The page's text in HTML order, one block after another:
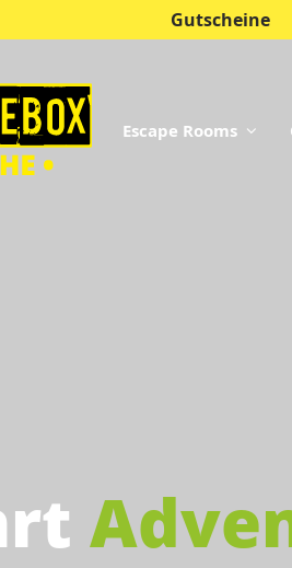
Gutscheine
Escape Rooms